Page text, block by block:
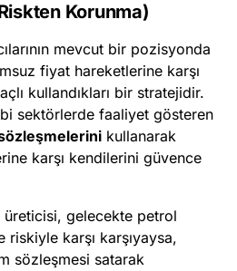
Korunma)
mevcut bir pozisyonda
fiyat hareketlerine karşı
kullandıkları bir stratejidir.
sektörlerde faaliyet gösteren
kullanarak
karşı kendilerini güvence
üreticisi, gelecekte petrol
riskiyle karşı karşıyaysa,
sözleşmesi satarak